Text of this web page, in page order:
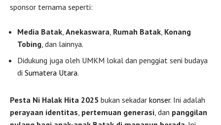
sponsor ternama seperti:
Media Batak Anekaswara Rumah Batak Konang
Tobing , dan lainnya.
Didukung juga oleh UMKM lokal dan penggiat seni budaya
di Sumatera Utara.
Pesta Ni Halak Hita 2025 bukan sekadar konser. Ini adalah
perayaan identitas pertemuan generasi , dan panggilan